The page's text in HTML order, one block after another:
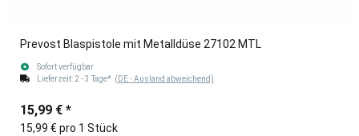
Prevost Blaspistole mit Metalldüse 27102 MTL
Sofort verfügbar
Lieferzeit: 2 - 3 Tage* (DE - Ausland abweichend)
15,99 € *
15,99 € pro 1 Stück